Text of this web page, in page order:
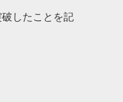
したことを記